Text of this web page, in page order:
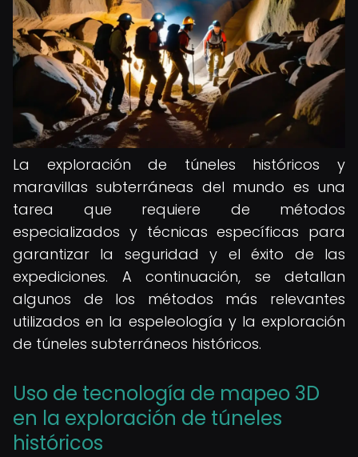
La exploración de túneles históricos y
maravillas subterráneas del mundo es una
tarea que requiere de métodos
especializados y técnicas específicas para
garantizar la seguridad y el éxito de las
expediciones. A continuación, se detallan
algunos de los métodos más relevantes
utilizados en la espeleología y la exploración
de túneles subterráneos históricos.
Uso de tecnología de mapeo 3D
en la exploración de túneles
históricos